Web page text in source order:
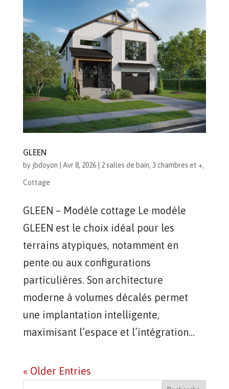
GLEEN
by jbdoyon Avr 8, 2026| 2 salles de bain, 3 chambres et +,
Cottage
GLEEN – Modèle cottage Le modèle
GLEEN est le choix idéal pour les
terrains atypiques, notamment en
pente ou aux configurations
particulières. Son architecture
moderne à volumes décalés permet
une implantation intelligente,
maximisant l’espace et l’intégration...
« Older Entries